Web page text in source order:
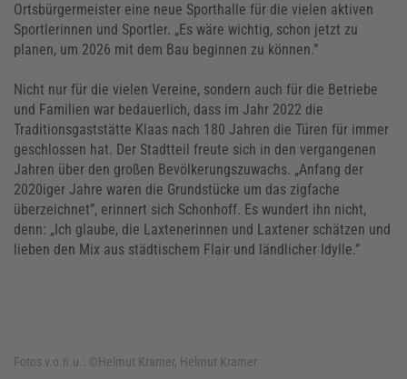
Ortsbürgermeister eine neue Sporthalle für die vielen aktiven
Sportlerinnen und Sportler. „Es wäre wichtig, schon jetzt zu
planen, um 2026 mit dem Bau beginnen zu können.”
Nicht nur für die vielen Vereine, sondern auch für die Betriebe
und Familien war bedauerlich, dass im Jahr 2022 die
Traditionsgaststätte Klaas nach 180 Jahren die Türen für immer
geschlossen hat. Der Stadtteil freute sich in den vergangenen
Jahren über den großen Bevölkerungszuwachs. „Anfang der
2020iger Jahre waren die Grundstücke um das zigfache
überzeichnet”, erinnert sich Schonhoff. Es wundert ihn nicht,
denn: „Ich glaube, die Laxtenerinnen und Laxtener schätzen und
lieben den Mix aus städtischem Flair und ländlicher Idylle.”
Fotos v.o.n.u.: ©Helmut Kramer, Helmut Kramer